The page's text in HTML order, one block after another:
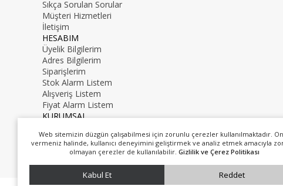
Web sitemizin düzgün çalışabilmesi için zorunlu çerezler kullanılmaktadır.
vermeniz halinde, kullanıcı deneyimini geliştirmek ve analiz etmek amacıyla
olmayan çerezler de kullanılabilir. Gizlilik ve Çerez Politikası
Kabul Et Reddet
Sıkça Sorulan Sorular
Müşteri Hizmetleri
İletişim
HESABIM
Üyelik Bilgilerim
Adres Bilgilerim
Siparişlerim
Stok Alarm Listem
Alışveriş Listem
Fiyat Alarm Listem
KURUMSAL
Hakkımızda
0216 000 00 00